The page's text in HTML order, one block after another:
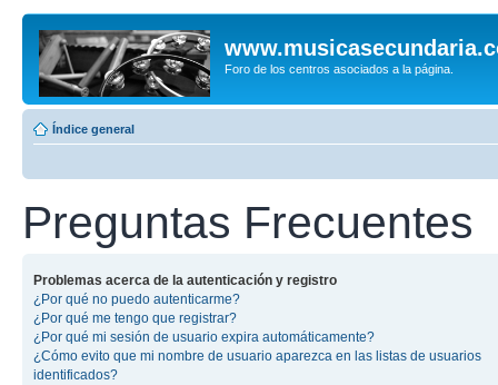
Foro de los centros asociados a la página.
Índice general
Preguntas Frecuentes
Problemas acerca de la autenticación y registro
¿Por qué no puedo autenticarme?
¿Por qué me tengo que registrar?
¿Por qué mi sesión de usuario expira automáticamente?
¿Cómo evito que mi nombre de usuario aparezca en las listas de usuarios
identificados?